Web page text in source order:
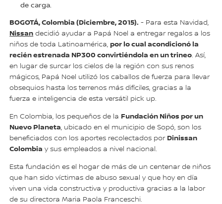
de carga.
BOGOTÁ, Colombia (Diciembre, 2015). - Para esta Navidad,
Nissan decidió ayudar a Papá Noel a entregar regalos a los
niños de toda Latinoamérica, por lo cual acondicionó la
recién estrenada NP300 convirtiéndola en un trineo. Así,
en lugar de surcar los cielos de la región con sus renos
mágicos, Papá Noel utilizó los caballos de fuerza para llevar
obsequios hasta los terrenos más difíciles, gracias a la
fuerza e inteligencia de esta versátil pick up.
En Colombia, los pequeños de la Fundación Niños por un
Nuevo Planeta, ubicado en el municipio de Sopó, son los
beneficiados con los aportes recolectados por Dinissan
Colombia y sus empleados a nivel nacional.
Esta fundación es el hogar de más de un centenar de niños
que han sido víctimas de abuso sexual y que hoy en día
viven una vida constructiva y productiva gracias a la labor
de su directora Maria Paola Franceschi.